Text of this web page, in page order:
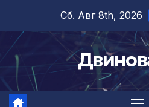
содержимому
Сб. Авг 8th, 2026